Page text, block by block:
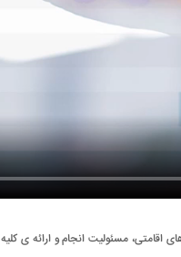
مسئولیت انجام و ارائه ی